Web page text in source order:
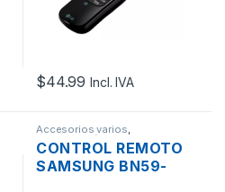
$44.99 Incl. IVA
Accesorios varios
Computación
CONTROL REMOTO
SAMSUNG BN59-